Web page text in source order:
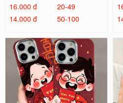
16.000 đ
20-49
14.000 đ
50-100